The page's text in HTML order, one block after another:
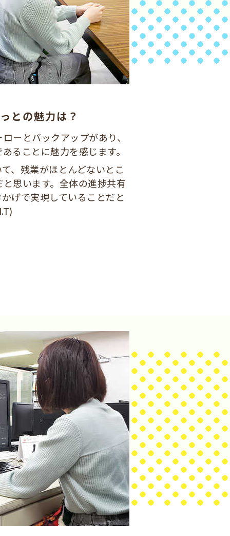
との魅力は？
ーとバックアップがあり、
ることに魅力を感じます。
、残業がほとんどないとこ
思います。全体の進捗共有
げで実現していることだと